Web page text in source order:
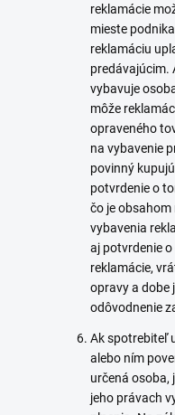
reklamácie
mieste
reklamáciu
predávajúcim.
vybavuje
môže
opraveného
na vybavenie
povinný
potvrdenie o
čo je
vybavenia
aj potvrdenie
reklamácie,
opravy a dobe
odôvodnenie
Ak spotrebiteľ
alebo ním
určená osoba,
jeho právach